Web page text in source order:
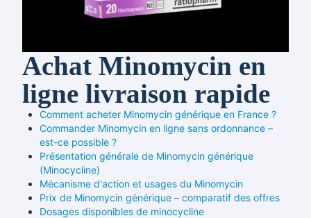
Achat Minomycin en
ligne livraison rapide
Comment acheter Minomycin générique en France ?
Commander Minomycin en ligne sans ordonnance –
est-ce possible ?
Présentation générale de Minomycin générique
(Minocycline)
Mécanisme d'action et usages du Minomycin
Prix de Minomycin générique – comparatif des offres
Dosages disponibles de minocycline